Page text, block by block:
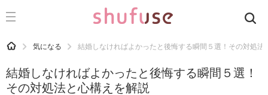
CATEGORY 記事カテゴリ
運気
HOME 気になる 結婚しなければよかったと後悔する瞬間５選！その対処法
結婚しなければよかったと後悔する瞬間５選！
その対処法と心構えを解説